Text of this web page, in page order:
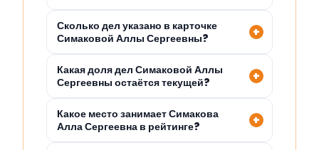
Сколько дел указано в карточке
Симаковой Аллы Сергеевны?
Какая доля дел Симаковой Аллы
Сергеевны остаётся текущей?
Какое место занимает Симакова
Алла Сергеевна в рейтинге?